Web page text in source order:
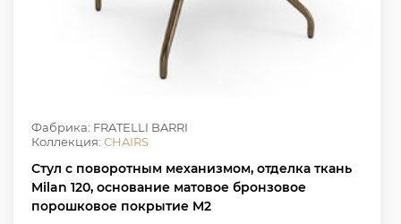
Фабрика: FRATELLI BARRI
Коллекция: CHAIRS
Стул с поворотным механизмом, отделка ткань
Milan 120, основание матовое бронзовое
порошковое покрытие M2